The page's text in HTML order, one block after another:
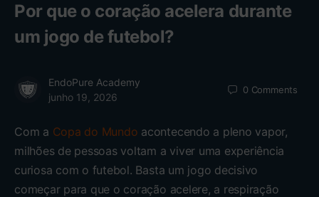
Por que o coração acelera durante
um jogo de futebol?
EndoPure Academy
junho 19, 2026
0 Comments
Com a Copa do Mundo acontecendo a pleno vapor,
milhões de pessoas voltam a viver uma experiência
curiosa com o futebol. Basta um jogo decisivo
começar para que o coração acelere, a respiração